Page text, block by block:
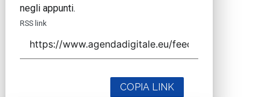
negli appunti.
RSS link
COPIA LINK